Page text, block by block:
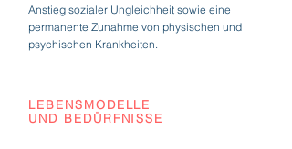
Anstieg sozialer Ungleichheit sowie eine
permanente Zunahme von physischen und
psychischen Krankheiten.
LEBENSMODELLE
UND BEDÜRFNISSE